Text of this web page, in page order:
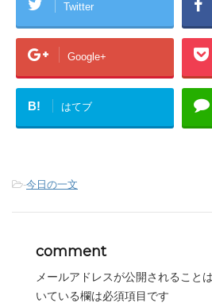
Twitter
Google+
B! はてブ
-今日の一文
comment
メールアドレスが公開されること
いている欄は必須項目です